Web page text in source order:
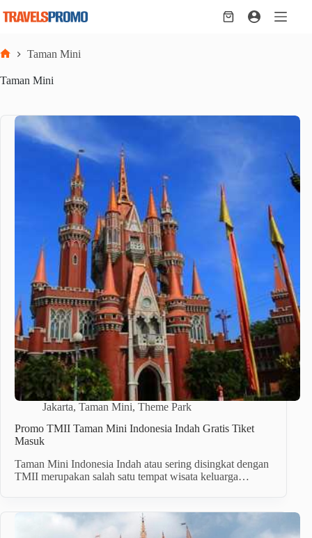
Shopping
Taman Mini
Taman Mini
Jakarta, Taman Mini, Theme Park
Promo TMII Taman Mini Indonesia Indah Gratis Tiket
Masuk
Taman Mini Indonesia Indah atau sering disingkat dengan
TMII merupakan salah satu tempat wisata keluarga…